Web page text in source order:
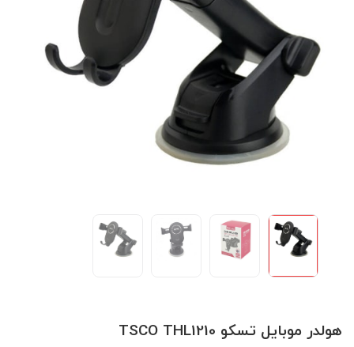
هولدر موبایل تسکو TSCO THL1210